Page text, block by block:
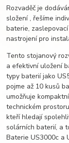
Rozvaděč je
složení , řešíme
baterie,
nastrojení pro
Tento stojanový
a efektivní uložení
typy baterií jako
pojme až 10 kusů
umožňuje
technickém
kteří hledají
solárních baterií, a
Baterie US3000c a